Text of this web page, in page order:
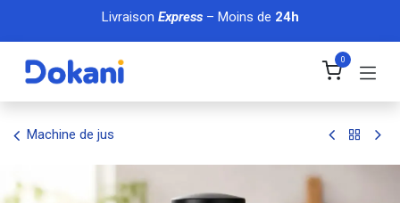
Se rendre au contenu
Livraison Express– Moins de 24h
0
Machine de jus